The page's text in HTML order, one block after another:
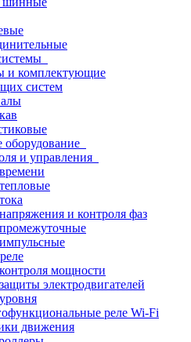
и комплектующие
систем
и управления
и контроля фаз
мощности
электродвигателей
реле Wi-Fi
движения